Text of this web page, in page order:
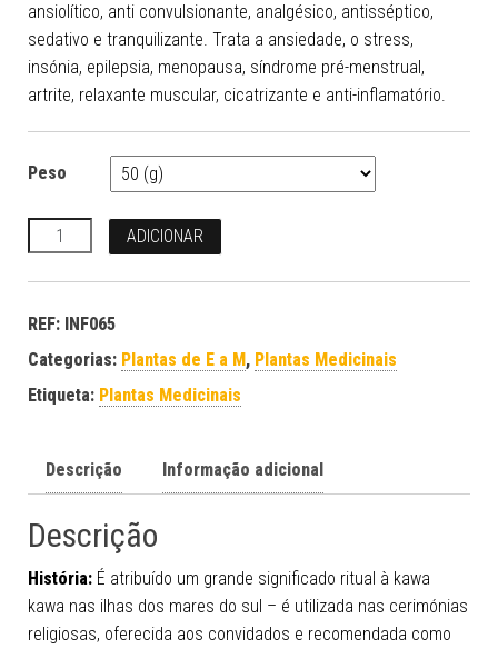
ansiolítico, anti convulsionante, analgésico, antisséptico,
sedativo e tranquilizante. Trata a ansiedade, o stress,
insónia, epilepsia, menopausa, síndrome pré-menstrual,
artrite, relaxante muscular, cicatrizante e anti-inflamatório.
Peso
Quantidade ADICIONAR
REF: INF065
Categorias: Plantas de E a M, Plantas Medicinais
Etiqueta: Plantas Medicinais
Descrição Informação adicional
Descrição
História: É atribuído um grande significado ritual à kawa
kawa nas ilhas dos mares do sul – é utilizada nas cerimónias
religiosas, oferecida aos convidados e recomendada como